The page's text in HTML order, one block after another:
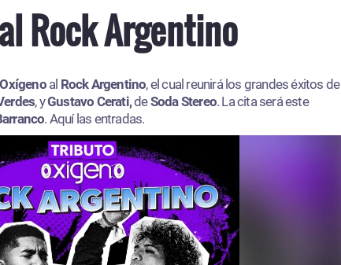
Rock Argentino
al Rock Argentino, el cual reunirá los grandes éxitos de
, yGustavo Cerati,deSoda Stereo. La cita será este
. Aquí las entradas.​